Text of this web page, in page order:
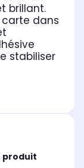
brillant.
dans
stabiliser
produit